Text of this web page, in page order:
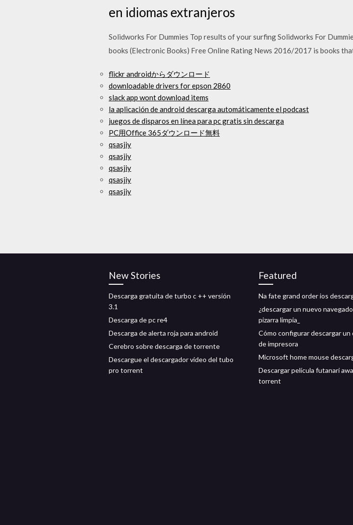
en idiomas extranjeros
Solidworks For Dummies Top results of your surfing Solidworks For
books (Electronic Books) Free Online Rating News 2016/2017 is books
flickr androidからダウンロード
downloadable drivers for epson 2860
slack app wont download items
la aplicación de android descarga automáticamente el podcast
juegos de disparos en línea para pc gratis sin descarga
PC用Office 365ダウンロード無料
qsasjiy
qsasjiy
qsasjiy
qsasjiy
qsasjiy
New Stories
Descarga gratuita de turbo c ++ versión
3.1
Descarga de pc re4
Descarga de alerta roja para android
Cerebro sobre descarga de torrente
Descargue el descargador video del tubo
pro torrent
Featured
Na fate grand order ios
¿descargar un nuevo
pizarra limpia_
Cómo configurar descargar
de impresora
Microsoft home mouse
Descargar película futanari
torrent